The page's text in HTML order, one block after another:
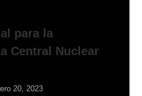
para la
Central Nuclear
20, 2023